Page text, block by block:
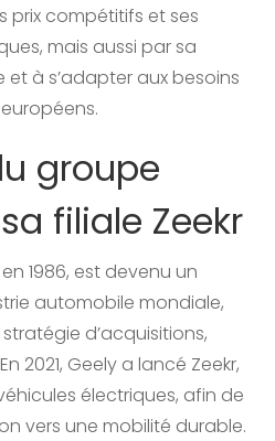
prix compétitifs et ses
mais aussi par sa
à s’adapter aux besoins
groupe
filiale Zeekr
1986, est devenu un
automobile mondiale,
d’acquisitions,
2021, Geely a lancé Zeekr,
électriques, afin de
vers une mobilité durable.